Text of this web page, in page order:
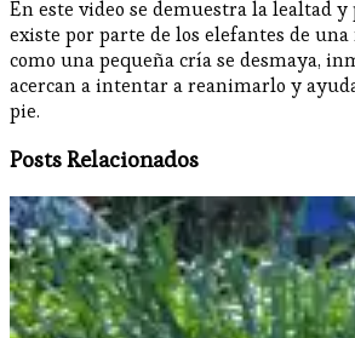
En este video se demuestra la lealtad y
existe por parte de los elefantes de
como una pequeña cría se desmaya,
acercan a intentar a reanimarlo y
pie.
Posts Relacionados